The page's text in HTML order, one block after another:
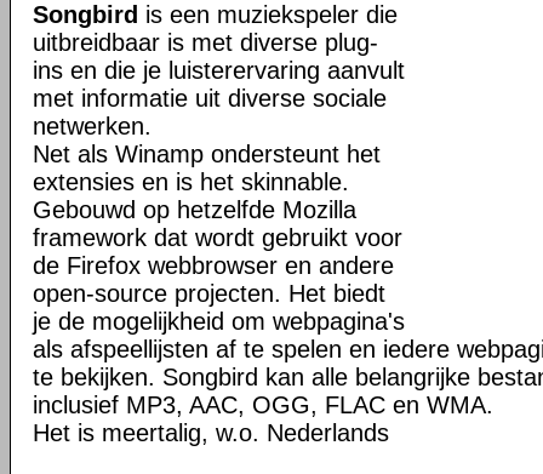
Songbird is een muziekspeler die
uitbreidbaar is met diverse plug-
ins en die je luisterervaring aanvult
met informatie uit diverse sociale
netwerken.
Net als Winamp ondersteunt het
extensies en is het skinnable.
Gebouwd op hetzelfde Mozilla
framework dat wordt gebruikt voor
de Firefox webbrowser en andere
open-source projecten. Het biedt
je de mogelijkheid om webpagina's
als afspeellijsten af te spelen en iedere
te bekijken. Songbird kan alle belangrijke
inclusief MP3, AAC, OGG, FLAC en WMA.
Het is meertalig, w.o. Nederlands